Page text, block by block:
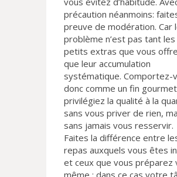
précaution néanmoins:
preuve de modération. Car
problème n’est pas tant les
petits extras que vous
que leur accumulation
systématique. Comportez-
donc comme un fin
privilégiez la qualité à la
sans vous priver de rien,
sans jamais vous resservir.
Faites la différence entre
repas auxquels vous êtes
et ceux que vous préparez